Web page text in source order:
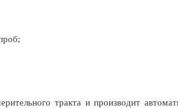
тракта и производит